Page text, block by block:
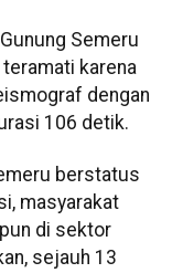
Semeru
karena
dengan
106 detik.
berstatus
masyarakat
di sektor
sejauh 13